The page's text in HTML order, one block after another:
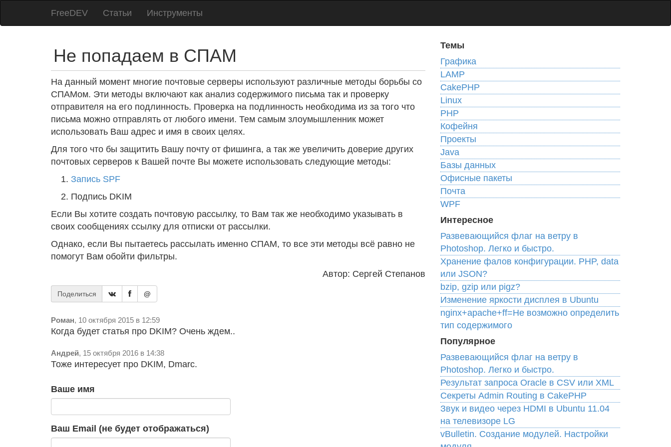
FreeDEV Статьи Инструменты
Не попадаем в СПАМ
На данный момент многие почтовые серверы используют различные методы борьбы со
СПАМом. Эти методы включают как анализ содержимого письма так и проверку
отправителя на его подлинность. Проверка на подлинность необходима из за того что
письма можно отправлять от любого имени. Тем самым злоумышленник может
использовать Ваш адрес и имя в своих целях.
Для того что бы защитить Вашу почту от фишинга, а так же увеличить доверие других
почтовых серверов к Вашей почте Вы можете использовать следующие методы:
Запись SPF
Подпись DKIM
Если Вы хотите создать почтовую рассылку, то Вам так же необходимо указывать в
своих сообщениях ссылку для отписки от рассылки.
Однако, если Вы пытаетесь рассылать именно СПАМ, то все эти методы всё равно не
помогут Вам обойти фильтры.
Автор: Сергей Степанов
Поделиться @
Роман, 10 октября 2015 в 12:59
Когда будет статья про DKIM? Очень ждем..
Андрей, 15 октября 2016 в 14:38
Тоже интересует про DKIM, Dmarc.
Ваше имя
Ваш Email (не будет отображаться)
Темы
Графика
LAMP
CakePHP
Linux
PHP
Кофейня
Проекты
Java
Базы данных
Офисные пакеты
Почта
WPF
Интересное
Развевающийся флаг на ветру в
Photoshop. Легко и быстро.
Хранение фалов конфигурации. PHP, data
или JSON?
bzip, gzip или pigz?
Изменение яркости дисплея в Ubuntu
nginx+apache+ff=Не возможно определить
тип содержимого
Популярное
Развевающийся флаг на ветру в
Photoshop. Легко и быстро.
Результат запроса Oracle в CSV или XML
Cекреты Admin Routing в CakePHP
Звук и видео через HDMI в Ubuntu 11.04
на телевизоре LG
vBulletin. Создание модулей. Настройки